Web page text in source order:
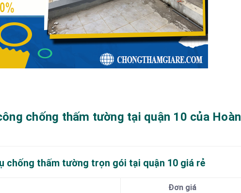
chống thấm tường tại quận 10 của Hoàn
chống thấm tường trọn gói tại quận 10 giá rẻ
Đơn giá